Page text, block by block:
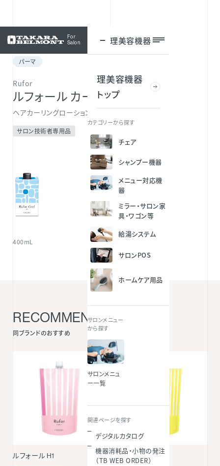
For
Salon
理美容機器
理美容機器
トップ
カテゴリーから探す
チェア
シャンプー機器
メニュー対応機
器
ミラー・サロン家
具・ワゴン等
給湯システム
サロンPOS
ホームケア用品
サロンメニュー
から探す
サロンメニュ
ー一覧
関連ページを探す
デジタルカタログ
機器消耗品・小物の発注
（TB WEB ORDER）
ログイン
パーマ
Rufor
ルフォール カール S1
ヘアカーリングローション
サロン技術者専用品
400mL
RECOMMENDED ITEMS
同ブランドのおすすめ
ルフォール H1 ルフォール N1